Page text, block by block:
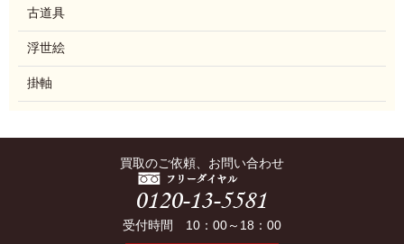
古道具
浮世絵
掛軸
買取のご依頼、お問い合わせ
受付時間 10：00～18：00